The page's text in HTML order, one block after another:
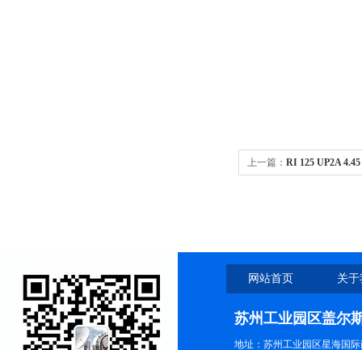
上一篇： RI 125 UP2A
网站首页 关
苏州工业园区盖尔
地址：苏州工业园区星海国